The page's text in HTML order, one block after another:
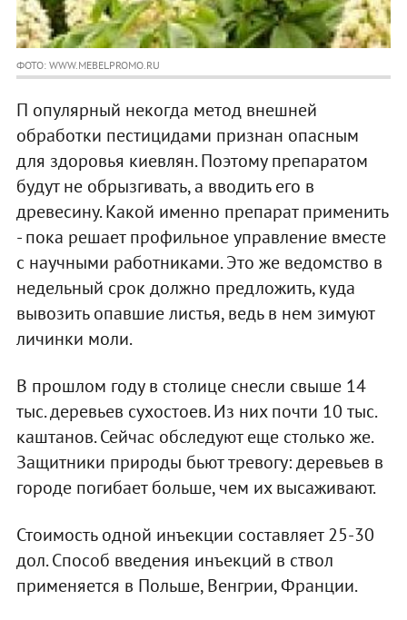
ФОТО: WWW.MEBELPROMO.RU
П опулярный некогда метод внешней
обработки пестицидами признан опасным
для здоровья киевлян. Поэтому препаратом
будут не обрызгивать, а вводить его в
древесину. Какой именно препарат применить
- пока решает профильное управление вместе
с научными работниками. Это же ведомство в
недельный срок должно предложить, куда
вывозить опавшие листья, ведь в нем зимуют
личинки моли.
В прошлом году в столице снесли свыше 14
тыс. деревьев сухостоев. Из них почти 10 тыс.
каштанов. Сейчас обследуют еще столько же.
Защитники природы бьют тревогу: деревьев в
городе погибает больше, чем их высаживают.
Стоимость одной инъекции составляет 25-30
дол. Способ введения инъекций в ствол
применяется в Польше, Венгрии, Франции.